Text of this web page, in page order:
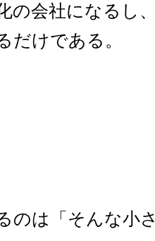
の会社になるし
だけである。
のは「そんな小